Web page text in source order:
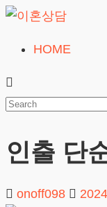
Skip
content
혼
상
24시간365일
HOME
인출 단
onoff098